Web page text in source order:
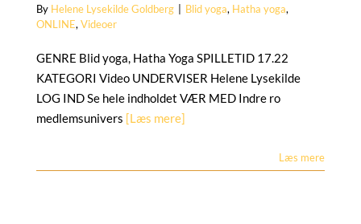
By Helene Lysekilde Goldberg Blid yoga, Hatha yoga,
ONLINE,Videoer
GENRE Blid yoga, Hatha Yoga SPILLETID 17.22
KATEGORI Video UNDERVISER Helene Lysekilde
LOG IND Se hele indholdet VÆR MED Indre ro
medlemsunivers [Læs mere]
Læs mere